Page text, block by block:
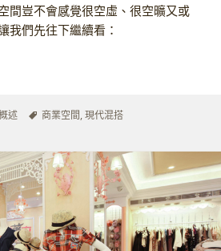
間豈不會感覺很空虛、很空曠又或
我們先往下繼續看：
空設計】消除心結，喜歡簡約北歐的現
述
標
商業空間,現代混搭
空設計】消除心結，喜歡簡約北歐的現代白辦公